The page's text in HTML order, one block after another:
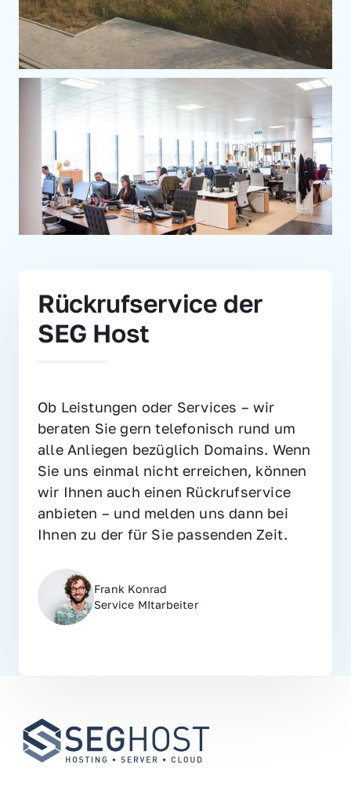
Rückrufservice der
SEG Host
Ob Leistungen oder Services – wir
beraten Sie gern telefonisch rund um
alle Anliegen bezüglich Domains. Wenn
Sie uns einmal nicht erreichen, können
wir Ihnen auch einen Rückrufservice
anbieten – und melden uns dann bei
Ihnen zu der für Sie passenden Zeit.
Frank Konrad
Service MItarbeiter